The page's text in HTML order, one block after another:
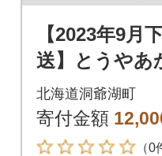
【2023年9月
送】とうやあ
具 100g×2袋
箱
北海道洞爺湖町
寄付金額
（0